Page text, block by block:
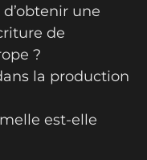
une
de
?
la production
est-elle